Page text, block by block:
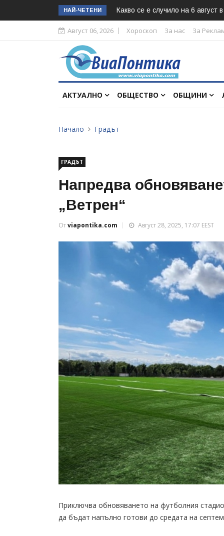
НАЙ-ЧЕТЕНИ Какво се е случило на 6 август
Август 06, 2026 Хороскоп За нас За
АКТУАЛНО ОБЩЕСТВО ОБЩИНИ
Начало Градът
ГРАДЪТ
Напредва
„Ветрен“
Отviapontika.com Август 28, 2025, 17:07 EEST
Приключва обновяването на футболния
да бъдат напълно готови до средата на